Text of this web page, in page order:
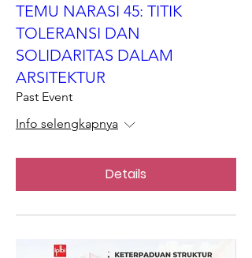
TEMU NARASI 45: TITIK
TOLERANSI DAN
SOLIDARITAS DALAM
ARSITEKTUR
Past Event
Info selengkapnya
Details